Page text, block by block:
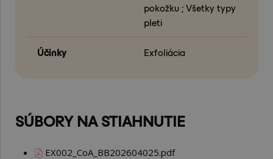
pokožku ; Všetky typy
pleti
Účinky Exfoliácia
SÚBORY NA STIAHNUTIE
EX002_CoA_BB202604025.pdf